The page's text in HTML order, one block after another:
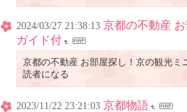
2024/03/27 21:38:13 京都の不動産
ガイド付
京都の不動産 お部屋探し！京の観光ミ
読者になる
2023/11/22 23:21:03 京都物語